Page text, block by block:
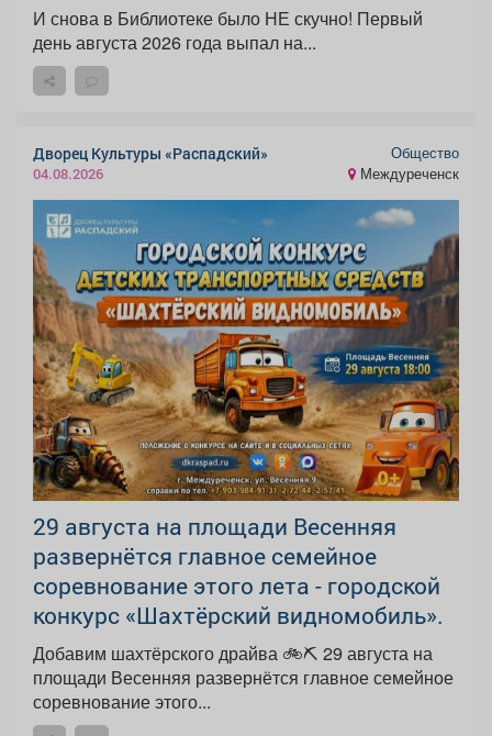
И снова в Библиотеке было НЕ скучно! Первый
день августа 2026 года выпал на...
Дворец Культуры «Распадский»
04.08.2026
Общество
Междуреченск
29 августа на площади Весенняя
развернётся главное семейное
соревнование этого лета - городской
конкурс «Шахтёрский видномобиль».
Добавим шахтёрского драйва 🚲⛏ 29 августа на
площади Весенняя развернётся главное семейное
соревнование этого...